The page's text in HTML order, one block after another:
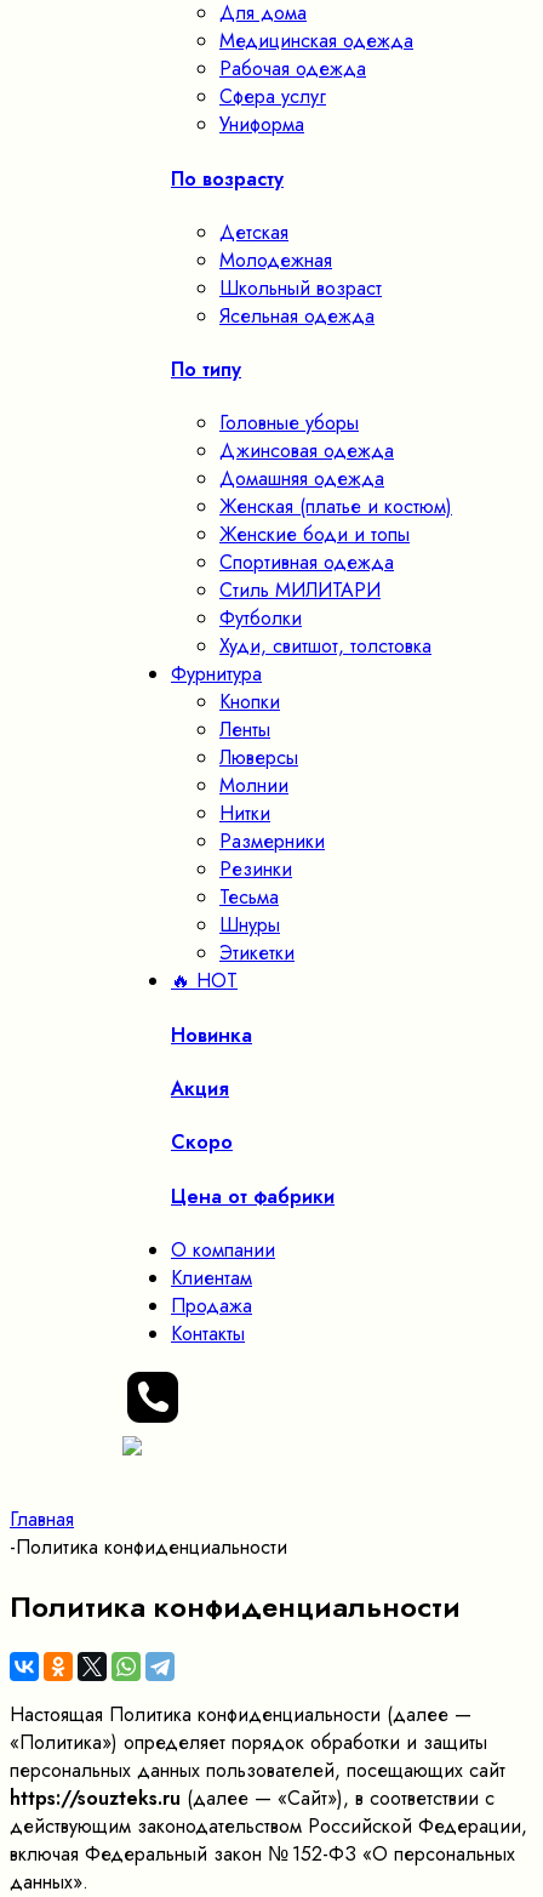
Для дома
Медицинская одежда
Рабочая одежда
Сфера услуг
Униформа
По возрасту
Детская
Молодежная
Школьный возраст
Ясельная одежда
По типу
Головные уборы
Джинсовая одежда
Домашняя одежда
Женская (платье и костюм)
Женские боди и топы
Спортивная одежда
Стиль МИЛИТАРИ
Футболки
Худи, свитшот, толстовка
Фурнитура
Кнопки
Ленты
Люверсы
Молнии
Нитки
Размерники
Резинки
Тесьма
Шнуры
Этикетки
🔥 HOT
Новинка
Акция
Скоро
Цена от фабрики
О компании
Клиентам
Продажа
Контакты
Главная
-Политика конфиденциальности
Политика конфиденциальности
Настоящая Политика конфиденциальности (далее —
«Политика») определяет порядок обработки и защиты
персональных данных пользователей, посещающих сайт
https://souzteks.ru (далее — «Сайт»), в соответствии с
действующим законодательством Российской Федерации,
включая Федеральный закон № 152-ФЗ «О персональных
данных».